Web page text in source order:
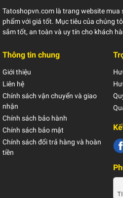
Tatoshopvn.com là trang website mua
phẩm với giá tốt. Mục tiêu của chúng
sắm tốt, an toàn và uy tín cho khách
Thông tin chung
Giới thiệu
Liên hệ
Chính sách vận chuyển và giao
nhận
Chính sách bảo hành
Chính sách bảo mật
Chính sách đổi trả hàng và hoàn
tiền